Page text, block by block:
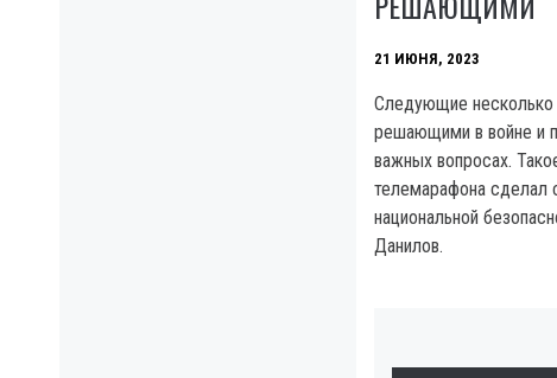
21 ИЮНЯ, 2023
Следующие несколько
решающими в войне и
важных вопросах.
телемарафона сделал
национальной
Данилов.